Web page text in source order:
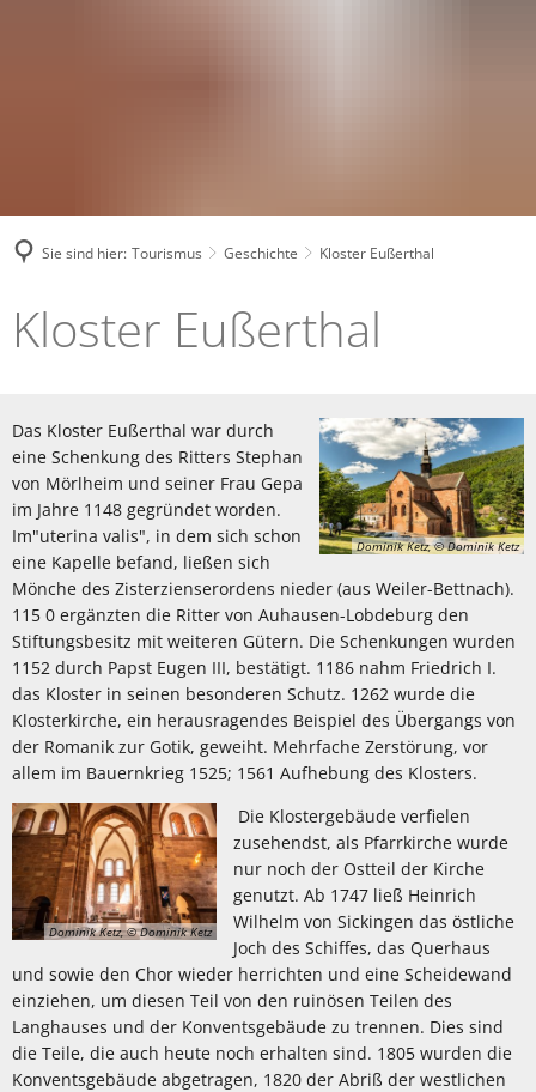
Sie sind hier: Tourismus Geschichte Kloster Eußerthal
Kloster
Kloster Eußerthal
Dominik Ketz, © Dominik Ketz
Das Kloster Eußerthal war durch
eine Schenkung des Ritters Stephan
von Mörlheim und seiner Frau Gepa
im Jahre 1148 gegründet worden.
Im"uterina valis", in dem sich schon
eine Kapelle befand, ließen sich
Mönche des Zisterzienserordens nieder (aus Weiler-Bettnach).
115 0 ergänzten die Ritter von Auhausen-Lobdeburg den
Stiftungsbesitz mit weiteren Gütern. Die Schenkungen wurden
1152 durch Papst Eugen III, bestätigt. 1186 nahm Friedrich I.
das Kloster in seinen besonderen Schutz. 1262 wurde die
Klosterkirche, ein herausragendes Beispiel des Übergangs von
der Romanik zur Gotik, geweiht. Mehrfache Zerstörung, vor
allem im Bauernkrieg 1525; 1561 Aufhebung des Klosters.
Dominik Ketz, © Dominik Ketz
Die Klostergebäude verfielen
zusehendst, als Pfarrkirche wurde
nur noch der Ostteil der Kirche
genutzt. Ab 1747 ließ Heinrich
Wilhelm von Sickingen das östliche
Joch des Schiffes, das Querhaus
und sowie den Chor wieder herrichten und eine Scheidewand
einziehen, um diesen Teil von den ruinösen Teilen des
Langhauses und der Konventsgebäude zu trennen. Dies sind
die Teile, die auch heute noch erhalten sind. 1805 wurden die
Konventsgebäude abgetragen, 1820 der Abriß der westlichen